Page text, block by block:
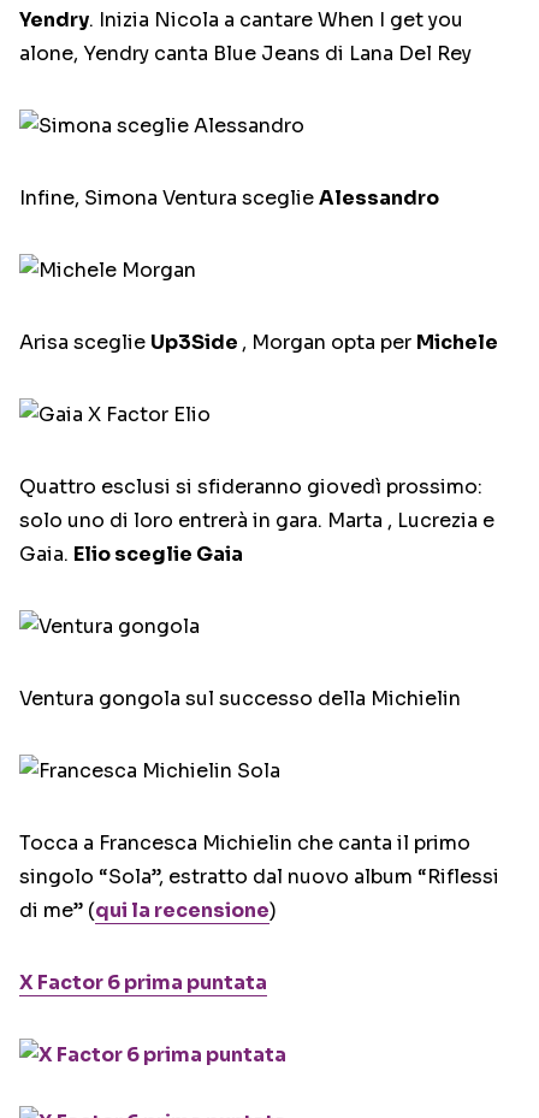
Yendry. Inizia Nicola a cantare When I get you
alone, Yendry canta Blue Jeans di Lana Del Rey
Infine, Simona Ventura sceglieAlessandro
Arisa sceglie Up3Side , Morgan opta per Michele
Quattro esclusi si sfideranno giovedì prossimo:
solo uno di loro entrerà in gara. Marta , Lucrezia e
Gaia. Elio sceglie Gaia
Ventura gongola sul successo della Michielin
Tocca a Francesca Michielin che canta il primo
singolo “Sola”, estratto dal nuovo album “Riflessi
di me” (qui la recensione)
X Factor 6 prima puntata